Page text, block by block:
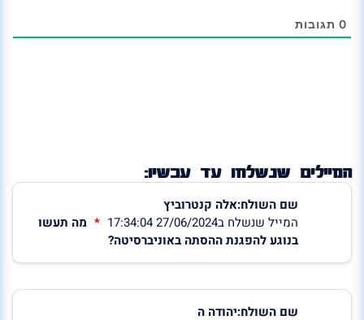
0 תגובות
המיילים שנשלחו עד עכשיו:
שם השולח:אלה קנטרוביץ
המייל שנשלח ב27/06/2024 17:34:04
מה תעשו
בנוגע להפגנת ההסתה באוניברסיטה?
שם השולח:יהודה ה